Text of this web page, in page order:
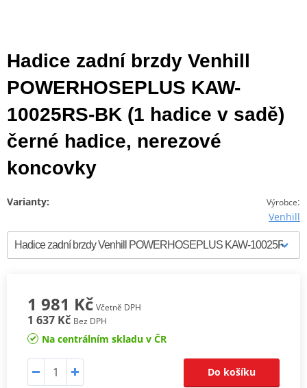
Hadice zadní brzdy Venhill
POWERHOSEPLUS KAW-
10025RS-BK (1 hadice v sadě)
černé hadice, nerezové
koncovky
Výrobce:
Venhill
Varianty:
1 981 Kč Včetně DPH
1 637 Kč Bez DPH
Na centrálním skladu v ČR
Do košíku